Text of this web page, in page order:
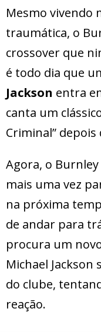
Mesmo vivendo
traumática, o
crossover que
é todo dia que
Jackson entra
canta um
Criminal”
Agora, o
mais uma vez
na próxima
de andar para
procura um
Michael
do clube,
reação.